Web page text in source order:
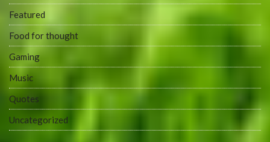
Featured
Food for thought
Gaming
Music
Quotes
Uncategorized